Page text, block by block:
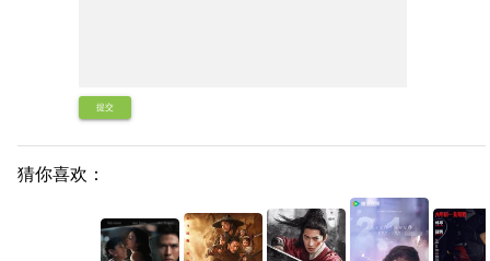
提交
猜你喜欢：